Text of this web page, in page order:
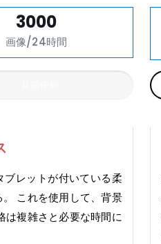
3000
画像/24時間
レットが付いている柔
これを使用して、背景
は複雑さと必要な時間に